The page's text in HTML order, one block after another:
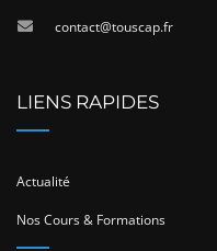
contact@touscap.fr
LIENS RAPIDES
Actualité
Nos Cours & Formations